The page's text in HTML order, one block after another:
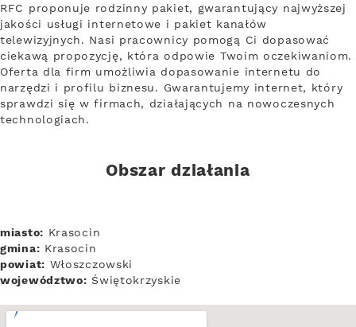
RFC proponuje rodzinny pakiet, gwarantujący najwyższej
jakości usługi internetowe i pakiet kanałów
telewizyjnych. Nasi pracownicy pomogą Ci dopasować
ciekawą propozycję, która odpowie Twoim oczekiwaniom.
Oferta dla firm umożliwia dopasowanie internetu do
narzędzi i profilu biznesu. Gwarantujemy internet, który
sprawdzi się w firmach, działających na nowoczesnych
technologiach.
Obszar działania
miasto: Krasocin
gmina: Krasocin
powiat: Włoszczowski
województwo: Świętokrzyskie